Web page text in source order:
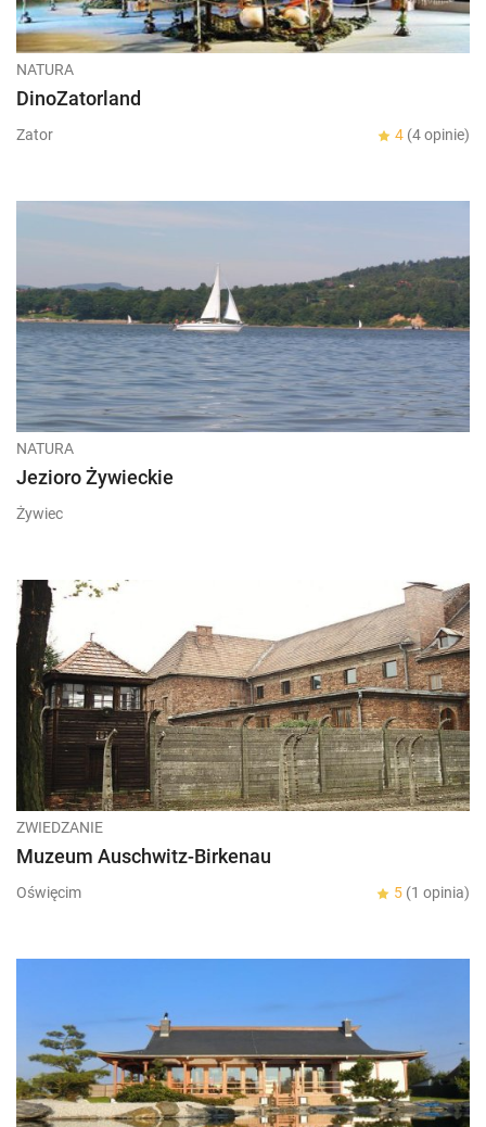
NATURA
DinoZatorland
Zator 4 (4 opinie)
NATURA
Jezioro Żywieckie
Żywiec
ZWIEDZANIE
Muzeum Auschwitz-Birkenau
Oświęcim 5 (1 opinia)